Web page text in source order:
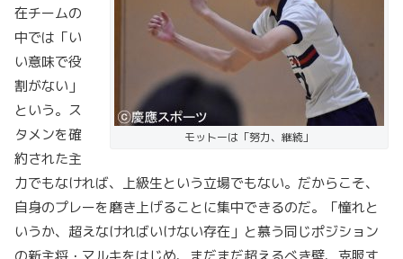
モットーは「努力、継続」
在チームの
中では「い
い意味で役
割がない」
という。ス
タメンを確
約された主
力でもなければ、上級生という立場でもない。だからこそ、
自身のプレーを磨き上げることに集中できるのだ。「憧れと
いうか、超えなければいけない存在」と慕う同じポジション